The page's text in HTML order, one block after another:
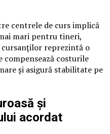
centrele de curs implică
mari pentru tineri,
reprezintă o
compensează costurile
și asigură stabilitate pe
și
acordat